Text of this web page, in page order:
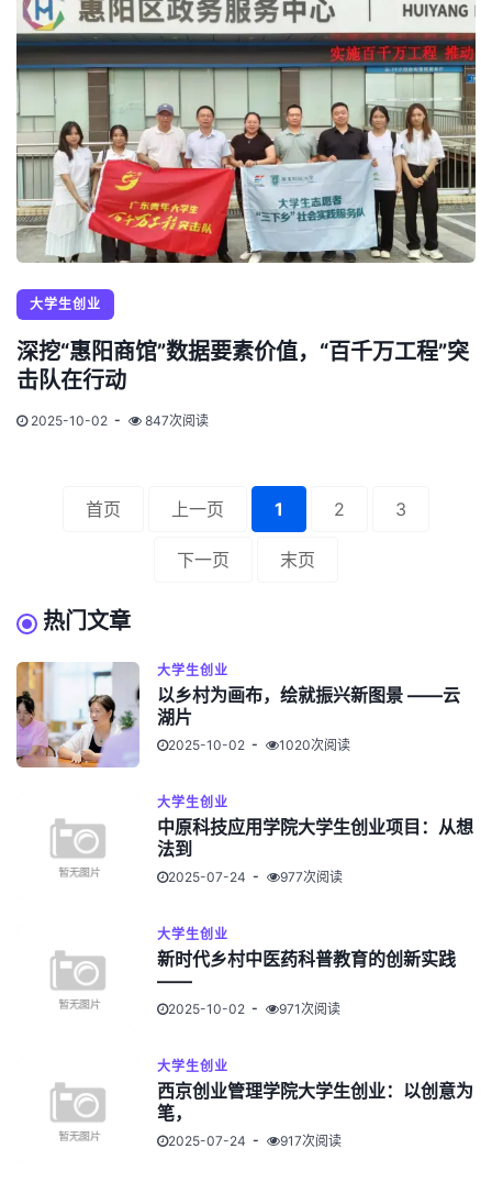
大学生创业
深挖“惠阳商馆”数据要素价值，“百千万工程”突
击队在行动
2025-10-02 847次阅读
首页 上一页 1 2 3
下一页 末页
热门文章
大学生创业
以乡村为画布，绘就振兴新图景 ——云
湖片
2025-10-02 1020次阅读
大学生创业
中原科技应用学院大学生创业项目：从想
法到
2025-07-24 977次阅读
大学生创业
新时代乡村中医药科普教育的创新实践
——
2025-10-02 971次阅读
大学生创业
西京创业管理学院大学生创业：以创意为
笔，
2025-07-24 917次阅读